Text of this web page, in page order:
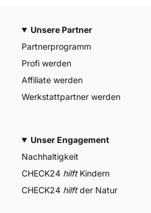
Unsere Partner
Partnerprogramm
Profi werden
Affiliate werden
Werkstattpartner werden
Unser Engagement
Nachhaltigkeit
CHECK24 hilftKindern
CHECK24 hilftder Natur